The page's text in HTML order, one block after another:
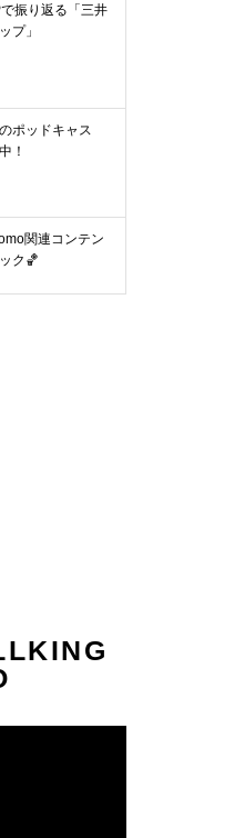
振り返る「三井
プ」
ポッドキャス
！
関連コンテン
ク🏀